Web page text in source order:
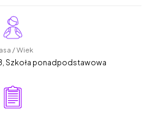
/ Wiek
8, Szkoła ponadpodstawowa